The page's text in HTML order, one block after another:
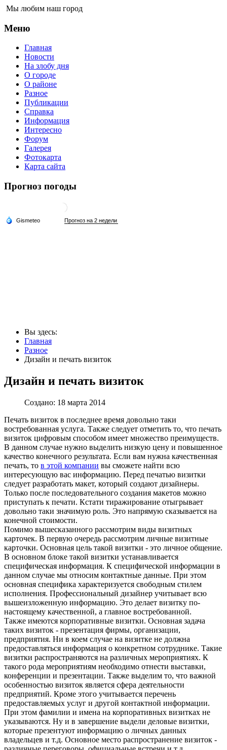
Мы любим наш город
Меню
Главная
Новости
На злобу дня
О городе
О районе
Разное
Публикации
Справка
Информация
Интересно
Форум
Галерея
Фотокарта
Карта сайта
Прогноз погоды
Вы здесь:
Главная
Разное
Дизайн и печать визиток
Дизайн и печать визиток
Создано: 18 марта 2014
Печать визиток в последнее время довольно таки
востребованная услуга. Также следует отметить то, что печать
визиток цифровым способом имеет множество преимуществ.
В данном случае нужно выделить низкую цену и повышенное
качество конечного результата. Если вам нужна качественная
печать, то в этой компании вы сможете найти всю
интересующую вас информацию. Перед печатью визитки
следует разработать макет, который создают дизайнеры.
Только после последовательного создания макетов можно
приступать к печати. Кстати тиражирование отыгрывает
довольно таки значимую роль. Это напрямую сказывается на
конечной стоимости.
Помимо вышесказанного рассмотрим виды визитных
карточек. В первую очередь рассмотрим личные визитные
карточки. Основная цель такой визитки - это личное общение.
В основном блоке такой визитки устанавливается
специфическая информация. К специфической информации в
данном случае мы относим контактные данные. При этом
основная специфика характеризуется свободным стилем
исполнения. Профессиональный дизайнер учитывает всю
вышеизложенную информацию. Это делает визитку по-
настоящему качественной, а главное востребованной.
Также имеются корпоративные визитки. Основная задача
таких визиток - презентация фирмы, организации,
предприятия. Ни в коем случае на визитке не должна
предоставляться информация о конкретном сотруднике. Такие
визитки распространяются на различных мероприятиях. К
такого рода мероприятиям необходимо отнести выставки,
конференции и презентации. Также выделим то, что важной
особенностью визиток является сфера деятельности
предприятий. Кроме этого учитывается перечень
предоставляемых услуг и другой контактной информации.
При этом фамилии и имена на корпоративных визитках не
указываются. Ну и в завершение выдели деловые визитки,
которые презентуют информацию о личных данных
владельцев и т.д. Основное место распространение визиток -